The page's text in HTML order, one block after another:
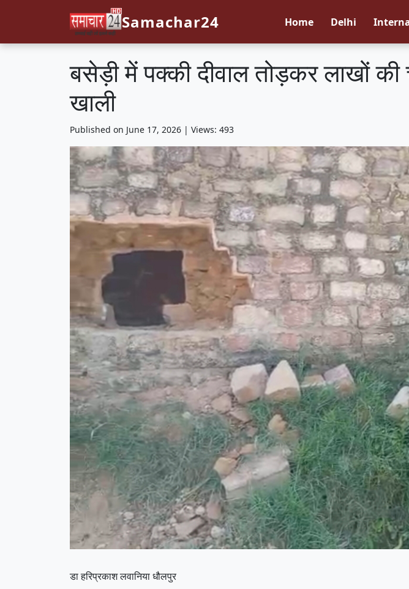
Samachar24 Home Delhi
बसेड़ी में पक्की दीवाल तोड़कर लाखों
खाली
Published on June 17, 2026 | Views: 493
डा हरिप्रकाश लवानिया धौलपुर